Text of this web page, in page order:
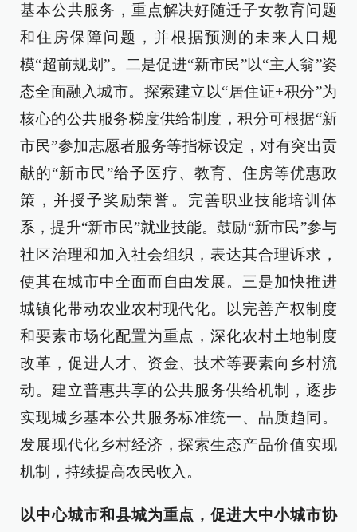
基本公共服务，重点解决好随迁子女教育问题
和住房保障问题，并根据预测的未来人口规
模“超前规划”。二是促进“新市民”以“主人翁”姿
态全面融入城市。探索建立以“居住证+积分”为
核心的公共服务梯度供给制度，积分可根据“新
市民”参加志愿者服务等指标设定，对有突出贡
献的“新市民”给予医疗、教育、住房等优惠政
策，并授予奖励荣誉。完善职业技能培训体
系，提升“新市民”就业技能。鼓励“新市民”参与
社区治理和加入社会组织，表达其合理诉求，
使其在城市中全面而自由发展。三是加快推进
城镇化带动农业农村现代化。以完善产权制度
和要素市场化配置为重点，深化农村土地制度
改革，促进人才、资金、技术等要素向乡村流
动。建立普惠共享的公共服务供给机制，逐步
实现城乡基本公共服务标准统一、品质趋同。
发展现代化乡村经济，探索生态产品价值实现
机制，持续提高农民收入。
以中心城市和县城为重点，促进大中小城市协